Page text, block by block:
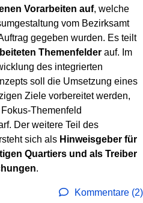
Vorarbeiten auf, welche
vom Bezirksamt
gegeben wurden. Es teilt
Themenfelder auf. Im
des integrierten
soll die Umsetzung eines
Ziele vorbereitet werden,
Themenfeld
Der weitere Teil des
sich als Hinweisgeber für
Quartiers und als Treiber
.
Kommentare (2)